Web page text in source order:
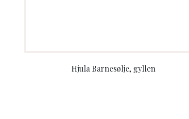
Hjula Barnesølje, gyllen